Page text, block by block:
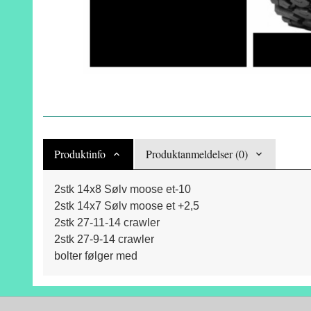
Produktinfo Produktanmeldelser (0)
2stk 14x8 Sølv moose et-10
2stk 14x7 Sølv moose et +2,5
2stk 27-11-14 crawler
2stk 27-9-14 crawler
bolter følger med